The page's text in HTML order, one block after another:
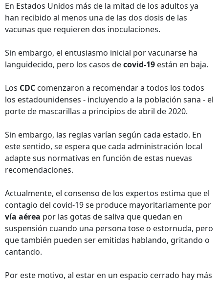
En Estados Unidos más de la mitad de los adultos ya
han recibido al menos una de las dos dosis de las
vacunas que requieren dos inoculaciones.
Sin embargo, el entusiasmo inicial por vacunarse ha
languidecido, pero los casos decovid-19 están en baja.
Los CDC comenzaron a recomendar a todos los todos
los estadounidenses - incluyendo a la población sana - el
porte de mascarillas a principios de abril de 2020.
Sin embargo, las reglas varían según cada estado. En
este sentido, se espera que cada administración local
adapte sus normativas en función de estas nuevas
recomendaciones.
Actualmente, el consenso de los expertos estima que el
contagio del covid-19 se produce mayoritariamente por
vía aérea por las gotas de saliva que quedan en
suspensión cuando una persona tose o estornuda, pero
que también pueden ser emitidas hablando, gritando o
cantando.
Por este motivo, al estar en un espacio cerrado hay más